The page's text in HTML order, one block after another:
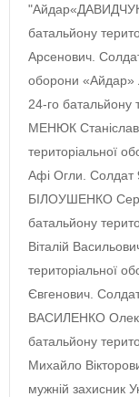
батальйону
Арсенович.
оборони «Айдар»
24-го батальйону
МЕНЮК Станіслав
територіальної
Афі Огли. Солдат
БІЛОУШЕНКО
батальйону
Віталій
територіальної
Євгенович.
ВАСИЛЕНКО
батальйону
Михайло
мужній захисник